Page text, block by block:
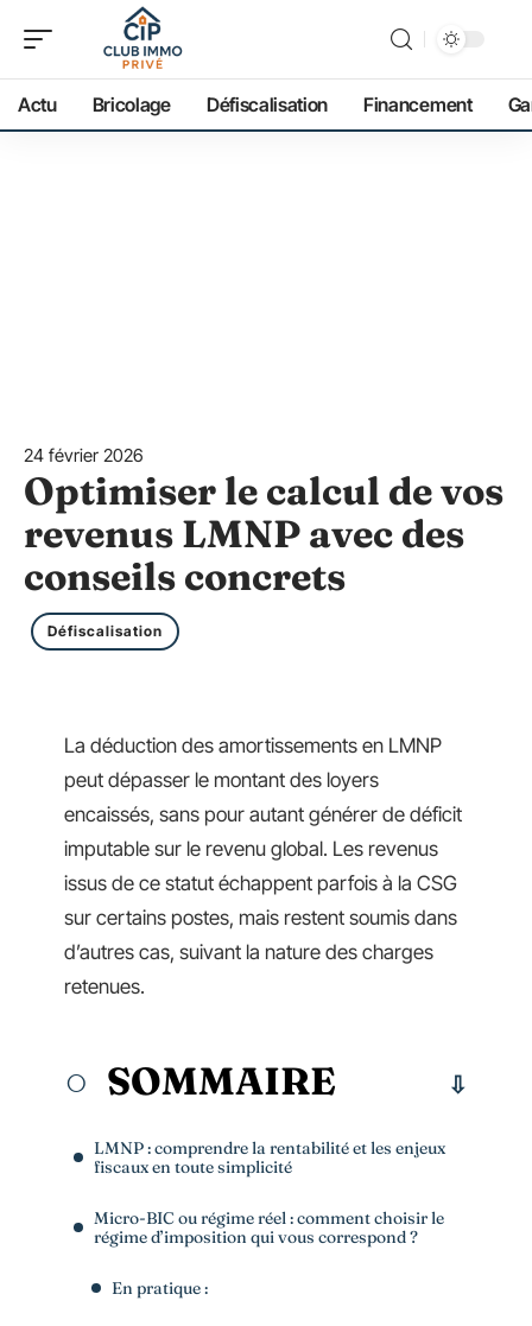
Actu Bricolage Défiscalisation Financement
24 février 2026
Optimiser le calcul de vos
revenus LMNP avec des
conseils concrets
Défiscalisation
La déduction des amortissements en LMNP
peut dépasser le montant des loyers
encaissés, sans pour autant générer de déficit
imputable sur le revenu global. Les revenus
issus de ce statut échappent parfois à la CSG
sur certains postes, mais restent soumis dans
d’autres cas, suivant la nature des charges
retenues.
SOMMAIRE
LMNP : comprendre la rentabilité et les enjeux
fiscaux en toute simplicité
Micro-BIC ou régime réel : comment choisir le
régime d’imposition qui vous correspond ?
En pratique :